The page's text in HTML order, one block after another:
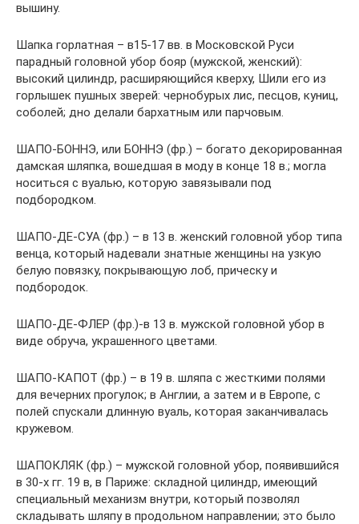
вышину.
Шапка горлатная – в15-17 вв. в Московской Руси
парадный головной убор бояр (мужской, женский):
высокий цилиндр, расширяющийся кверху, Шили его из
горлышек пушных зверей: чернобурых лис, песцов, куниц,
соболей; дно делали бархатным или парчовым.
ШАПО-БОННЭ, или БОННЭ (фр.) – богато декорированная
дамская шляпка, вошедшая в моду в конце 18 в.; могла
носиться с вуалью, которую завязывали под
подбородком.
ШАПО-ДЕ-СУА (фр.) – в 13 в. женский головной убор типа
венца, который надевали знатные женщины на узкую
белую повязку, покрывающую лоб, прическу и
подбородок.
ШАПО-ДЕ-ФЛЕР (фр.)-в 13 в. мужской головной убор в
виде обруча, украшенного цветами.
ШАПО-КАПОТ (фр.) – в 19 в. шляпа с жесткими полями
для вечерних прогулок; в Англии, а затем и в Европе, с
полей спускали длинную вуаль, которая заканчивалась
кружевом.
ШАПОКЛЯК (фр.) – мужской головной убор, появившийся
в 30-х гг. 19 в, в Париже: складной цилиндр, имеющий
специальный механизм внутри, который позволял
складывать шляпу в продольном направлении; это было